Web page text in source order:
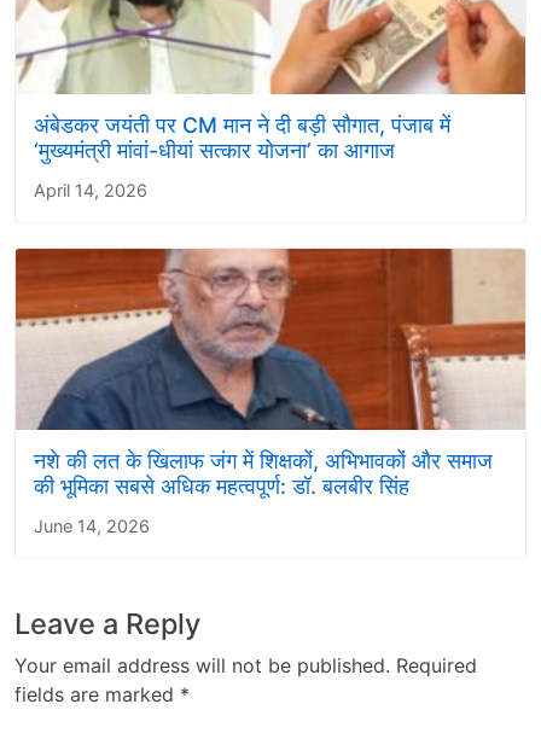
अंबेडकर जयंती पर CM मान ने दी बड़ी सौगात, पंजाब में
‘मुख्यमंत्री मांवां-धीयां सत्कार योजना’ का आगाज
April 14, 2026
नशे की लत के खिलाफ जंग में शिक्षकों, अभिभावकों और समाज
की भूमिका सबसे अधिक महत्वपूर्ण: डॉ. बलबीर सिंह
June 14, 2026
Leave a Reply
Your email address will not be published. Required
fields are marked *